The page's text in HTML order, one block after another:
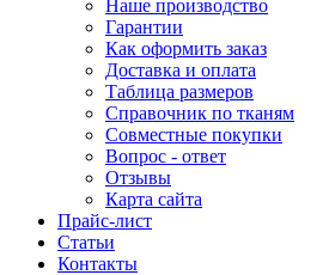
Наше производство
Гарантии
Как оформить заказ
Доставка и оплата
Таблица размеров
Справочник по тканям
Совместные покупки
Вопрос - ответ
Отзывы
Карта сайта
Прайс-лист
Статьи
Контакты